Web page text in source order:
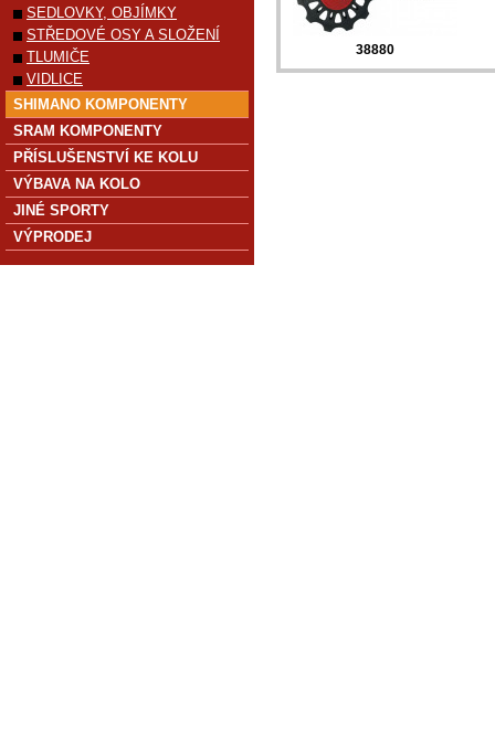
38880
SEDLOVKY, OBJÍMKY
STŘEDOVÉ OSY A SLOŽENÍ
TLUMIČE
VIDLICE
SHIMANO KOMPONENTY
SRAM KOMPONENTY
PŘÍSLUŠENSTVÍ KE KOLU
VÝBAVA NA KOLO
JINÉ SPORTY
VÝPRODEJ